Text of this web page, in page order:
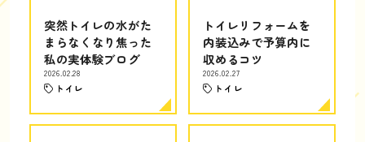
突然トイレの水がた
まらなくなり焦った
私の実体験ブログ
2026.02.28
トイレ
トイレリフォームを
内装込みで予算内に
収めるコツ
2026.02.27
トイレ